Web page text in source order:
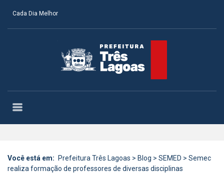
Cada Dia Melhor
Você está em: Prefeitura Três Lagoas > Blog > SEMED > Semec
realiza formação de professores de diversas disciplinas